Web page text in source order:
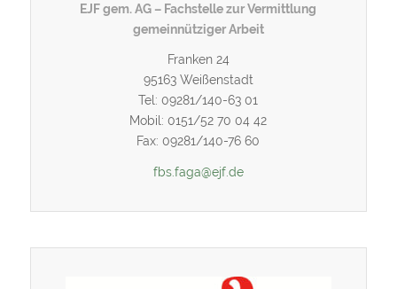
EJF gem. AG – Fachstelle zur Vermittlung
gemeinnütziger Arbeit
Franken 24
95163 Weißenstadt
Tel: 09281/140-63 01
Mobil: 0151/52 70 04 42
Fax: 09281/140-76 60
fbs.faga@ejf.de